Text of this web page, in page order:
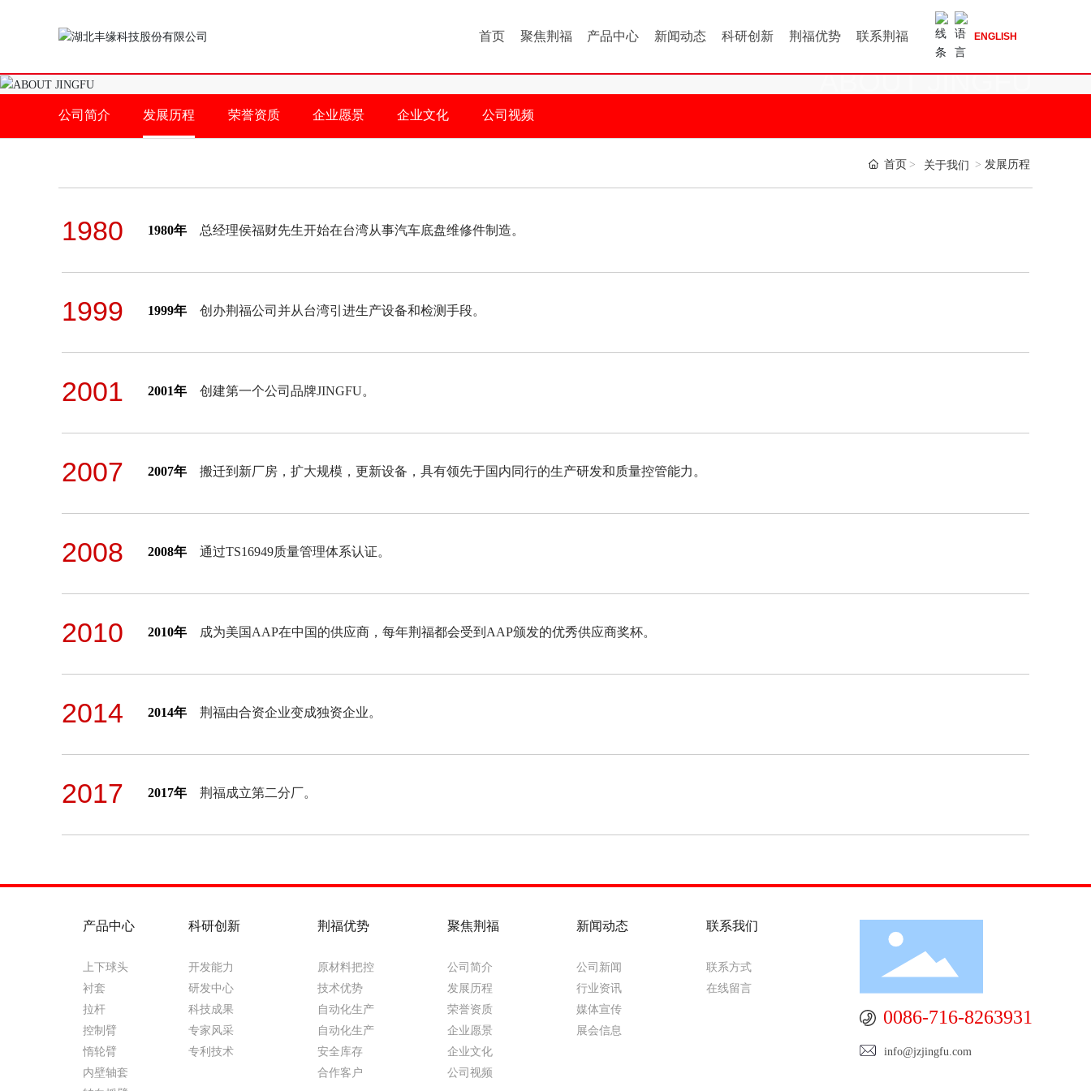
首页 聚焦荆福 产品中心 新闻动态 科研创新 荆福优势 联系荆福 ENGLISH
ABOUT JINGFU
公司简介 发展历程 荣誉资质 企业愿景 企业文化 公司视频
首页 关于我们 发展历程
1980 1980年 总经理侯福财先生开始在台湾从事汽车底盘维修件制造。
1999 1999年 创办荆福公司并从台湾引进生产设备和检测手段。
2001 2001年 创建第一个公司品牌JINGFU。
2007 2007年 搬迁到新厂房，扩大规模，更新设备，具有领先于国内同行的生产研发和质量控管能力。
2008 2008年 通过TS16949质量管理体系认证。
2010 2010年 成为美国AAP在中国的供应商，每年荆福都会受到AAP颁发的优秀供应商奖杯。
2014 2014年 荆福由合资企业变成独资企业。
2017 2017年 荆福成立第二分厂。
产品中心
上下球头
衬套
拉杆
控制臂
惰轮臂
内壁轴套
科研创新
开发能力
研发中心
科技成果
专家风采
专利技术
荆福优势
原材料把控
技术优势
自动化生产
自动化生产
安全库存
合作客户
聚焦荆福
公司简介
发展历程
荣誉资质
企业愿景
企业文化
公司视频
新闻动态
公司新闻
行业资讯
媒体宣传
展会信息
联系我们
联系方式
在线留言
0086-716-8263931
info@jzjingfu.com